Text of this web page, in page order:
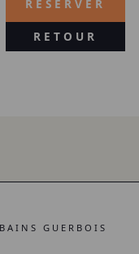
RÉSERVER
RETOUR
GUERBOIS